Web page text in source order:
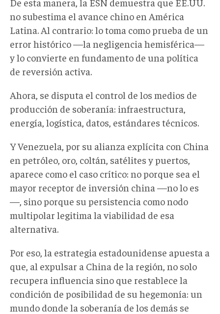
no subestima el avance chino en América
Latina. Al contrario: lo toma como prueba de un
error histórico —la negligencia hemisférica—
y lo convierte en fundamento de una política
de reversión activa.
Ahora, se disputa el control de los medios de
producción de soberanía: infraestructura,
energía, logística, datos, estándares técnicos.
Y Venezuela, por su alianza explícita con China
en petróleo, oro, coltán, satélites y puertos,
aparece como el caso crítico: no porque sea el
mayor receptor de inversión china —no lo es
—, sino porque su persistencia como nodo
multipolar legitima la viabilidad de esa
alternativa.
Por eso, la estrategia estadounidense apuesta a
que, al expulsar a China de la región, no solo
recupera influencia sino que restablece la
condición de posibilidad de su hegemonía: un
mundo donde la soberanía de los demás se